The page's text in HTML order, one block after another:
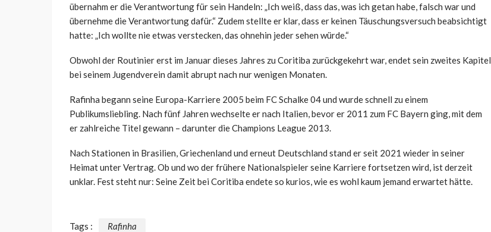
übernahm er die Verantwortung für sein Handeln: „Ich weiß, dass das, was ich getan habe, falsch war und
übernehme die Verantwortung dafür.“ Zudem stellte er klar, dass er keinen Täuschungsversuch beabsichtigt
hatte: „Ich wollte nie etwas verstecken, das ohnehin jeder sehen würde.“
Obwohl der Routinier erst im Januar dieses Jahres zu Coritiba zurückgekehrt war, endet sein zweites Kapitel
bei seinem Jugendverein damit abrupt nach nur wenigen Monaten.
Rafinha begann seine Europa-Karriere 2005 beim FC Schalke 04 und wurde schnell zu einem
Publikumsliebling. Nach fünf Jahren wechselte er nach Italien, bevor er 2011 zum FC Bayern ging, mit dem
er zahlreiche Titel gewann – darunter die Champions League 2013.
Nach Stationen in Brasilien, Griechenland und erneut Deutschland stand er seit 2021 wieder in seiner
Heimat unter Vertrag. Ob und wo der frühere Nationalspieler seine Karriere fortsetzen wird, ist derzeit
unklar. Fest steht nur: Seine Zeit bei Coritiba endete so kurios, wie es wohl kaum jemand erwartet hätte.
Tags : Rafinha